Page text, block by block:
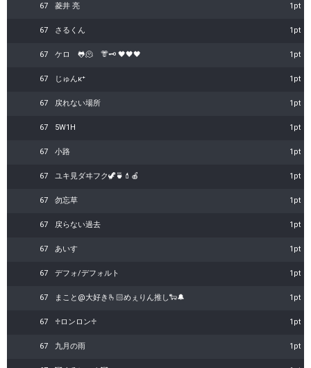
67 菱井 亮 1pt
67 さるくん 1pt
67 ケロ 🐸🫠 👘🗝 🖤🖤🖤 1pt
67 じゅんκ⁺ 1pt
67 戻れない場所 1pt
67 5W1H 1pt
67 小路 1pt
67 ユキ見ダヰフク🦖🍵💄🍎 1pt
67 勿忘草 1pt
67 戻らない過去 1pt
67 あいす 1pt
67 デフォ/デフォルト 1pt
67 まこと@大好き‪🫰🏻めぇりん推し🐑🔔 1pt
67 ♱ロンロン♱ 1pt
67 九月の雨 1pt